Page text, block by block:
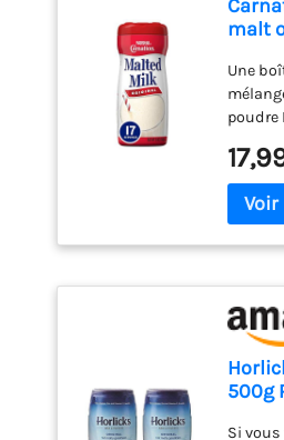
malt
Une
poudre
éligible
malt
soupe
verre
froid
et
lait
500g
Si